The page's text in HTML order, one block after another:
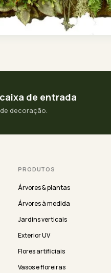
de entrada
decoração.
PRODUTOS
Árvores & plantas
Árvores à medida
Jardins verticais
Exterior UV
Flores artificiais
Vasos e floreiras